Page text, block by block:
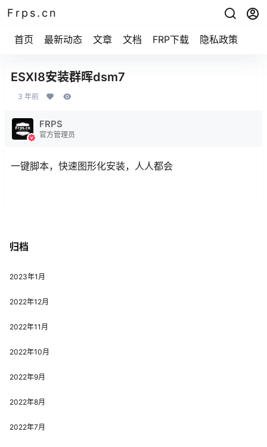
Frps.cn
首页 最新动态 文章 文档 FRP下载 隐私政策
ESXI8安装群晖dsm7
3 年前
FRPS
官方管理员
一键脚本，快速图形化安装，人人都会
归档
2023年1月
2022年12月
2022年11月
2022年10月
2022年9月
2022年8月
2022年7月